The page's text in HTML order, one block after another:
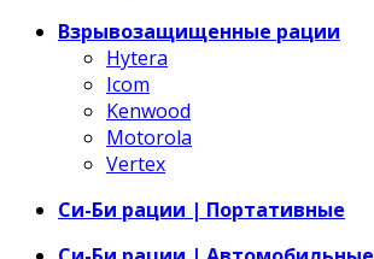
Взрывозащищенные рации
Hytera
Icom
Kenwood
Motorola
Vertex
Си-Би рации | Портативные